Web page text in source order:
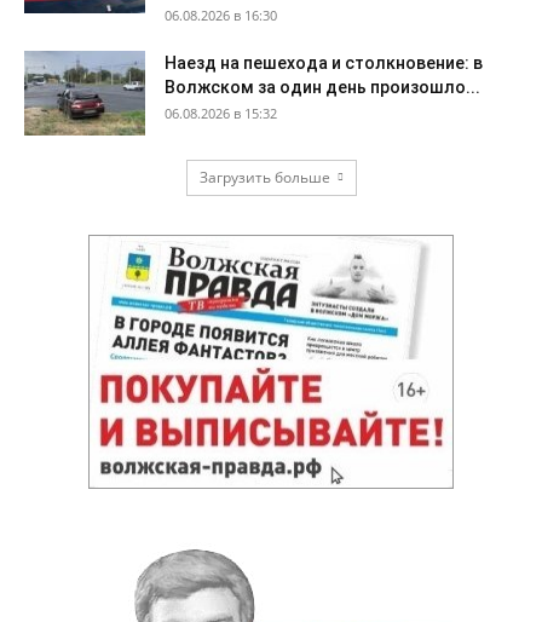
06.08.2026 в 16:30
Наезд на пешехода и столкновение: в
Волжском за один день произошло...
06.08.2026 в 15:32
Загрузить больше